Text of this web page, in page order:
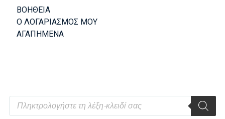
ΒΟΗΘΕΙΑ
Ο ΛΟΓΑΡΙΑΣΜΟΣ ΜΟΥ
ΑΓΑΠΗΜΕΝΑ